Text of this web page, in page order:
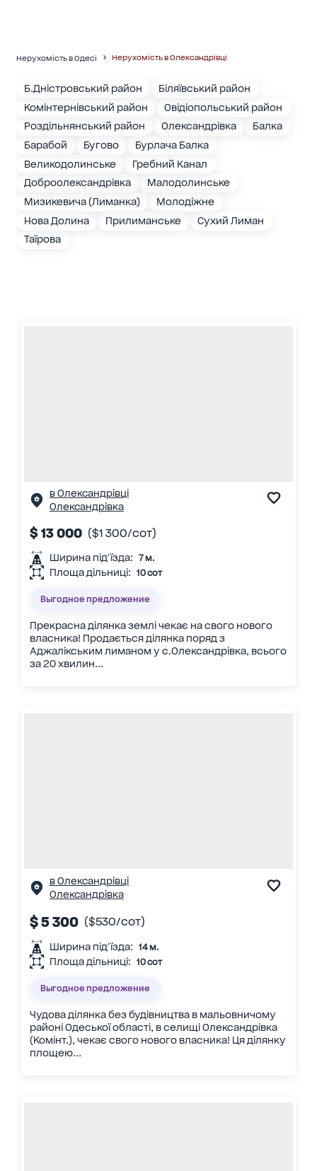
Нерухомість в Одесі Нерухомість в Олександрівці
Б.Дністровський район
Біляївський район
Комінтернівський район
Овідіопольський район
Роздільнянський район
Олександрівка
Балка
Барабой
Бугово
Бурлача Балка
Великодолинське
Гребний Канал
Доброолександрівка
Малодолинське
Мизикевича (Лиманка)
Молодіжне
Нова Долина
Прилиманське
Сухий Лиман
Таїрова
в Олександрівці
Олександрівка
$ 13 000 ($1 300/сот)
Ширина під'їзда: 7 м.
Площа дільниці: 10 сот
Выгодное предложение
Прекрасна ділянка землі чекає на свого нового
власника! Продається ділянка поряд з
Аджалікським лиманом у с.Олександрівка, всього
за 20 хвилин...
в Олександрівці
Олександрівка
$ 5 300 ($530/сот)
Ширина під'їзда: 14 м.
Площа дільниці: 10 сот
Выгодное предложение
Чудова ділянка без будівництва в мальовничому
районі Одеської області, в селищі Олександрівка
(Комінт.), чекає свого нового власника! Ця ділянку
площею...